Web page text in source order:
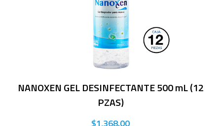
NANOXEN GEL DESINFECTANTE 500 mL (12
PZAS)
$1,368.00